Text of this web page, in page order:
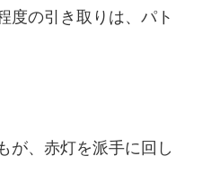
度の引き取りは、パト
が、赤灯を派手に回し